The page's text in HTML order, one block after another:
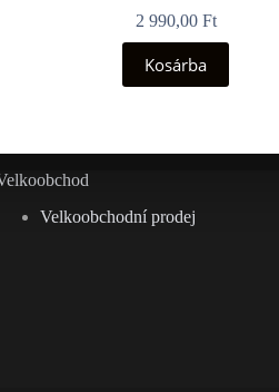
2 990,00 Ft
Kosárba
Velkoobchodní prodej